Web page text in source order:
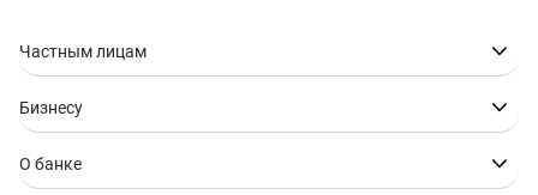
Частным лицам
Бизнесу
О банке